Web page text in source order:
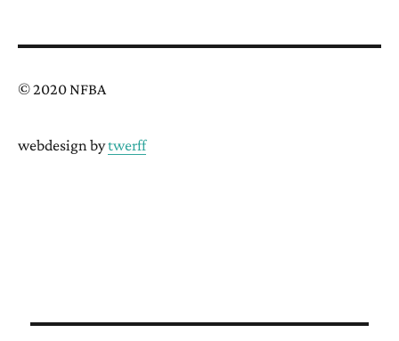
© 2020 NFBA
webdesign bytwerff